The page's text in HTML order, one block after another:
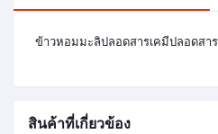
ข้าวหอมมะลิปลอดสารเคมีปลอดสาร
สินค้าที่เกี่ยวข้อง